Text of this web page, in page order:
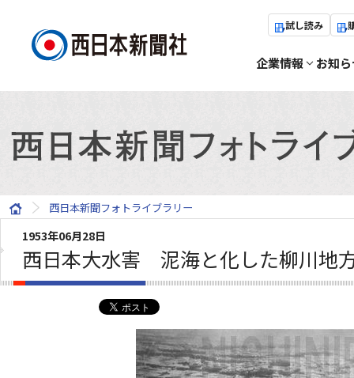
試し読み
企業情報 お知
西日本新聞フォトライブラリー
1953年06月28日
西日本大水害 泥海と化した柳川地